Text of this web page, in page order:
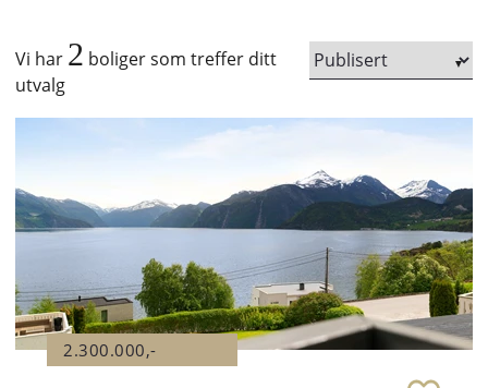
Vi har 2 boliger som treffer ditt
utvalg
2.300.000,-